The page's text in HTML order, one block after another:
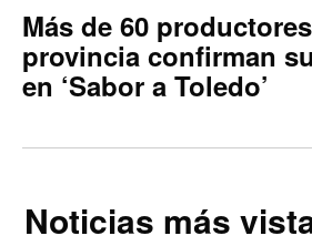
Más de 60
provincia confirman
en ‘Sabor a Toledo’
Noticias más